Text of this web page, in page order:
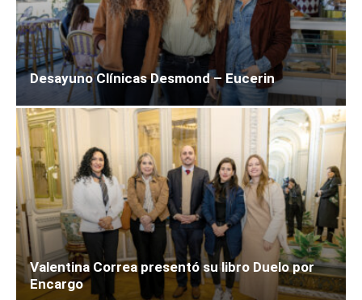
Desayuno Clínicas Desmond – Eucerin
Valentina Correa presentó su libro Duelo por
Encargo